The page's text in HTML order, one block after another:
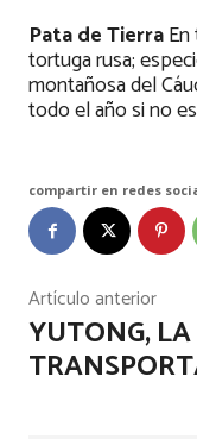
Pata de Tierra
tortuga rusa;
montañosa del
todo el año si no
compartir en redes
Artículo anterior
YUTONG,